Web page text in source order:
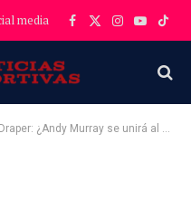
media Facebook
X
Instagram
YouTube
se unirá al equipo de entrenadores sin darse cuenta, agregará presión o ayudará al ex semifinalista del US Open?